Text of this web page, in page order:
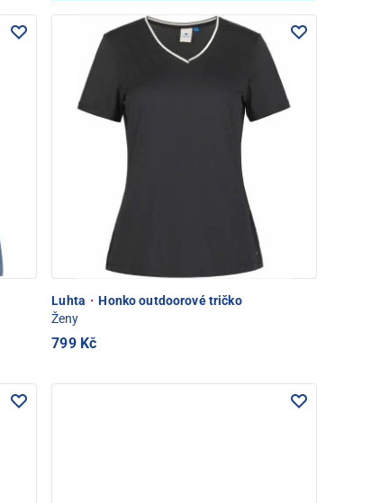
Luhta · Honko outdoorové tričko
Ženy
799 Kč